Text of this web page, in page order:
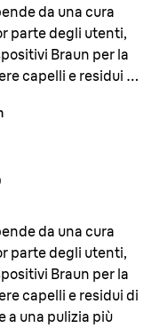
da una cura
parte degli utenti,
Braun per la
capelli e residui di
una volta alla
come strumenti
Silk·épil 9 o
per anni, non solo
da una cura
parte degli utenti,
Braun per la
capelli e residui di
a una pulizia più